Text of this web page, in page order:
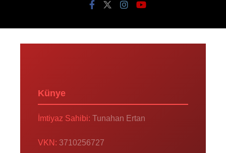
Künye
İmtiyaz Sahibi: Tunahan Ertan
VKN: 3710256727